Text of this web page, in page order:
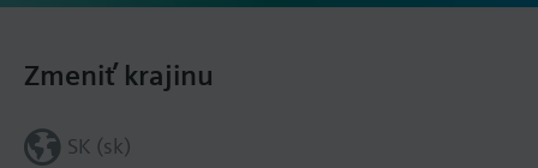
Zmeniť krajinu
SK (sk)